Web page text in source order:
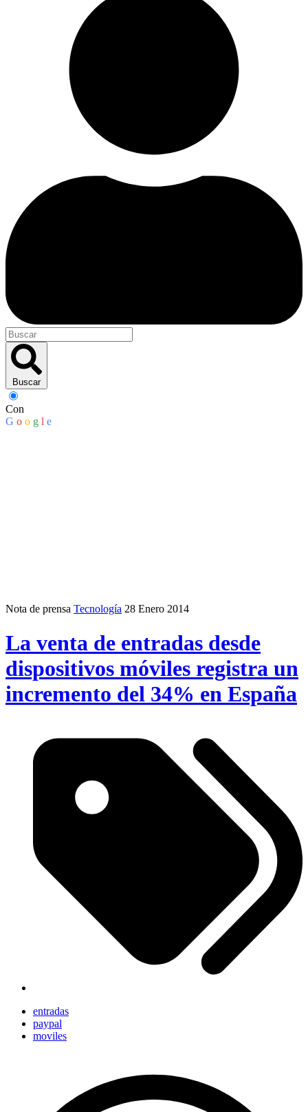
Buscar
Con
G o o g l e
Nota de prensa Tecnología 28 Enero 2014
La venta de entradas desde
dispositivos móviles registra un
incremento del 34% en España
entradas
paypal
moviles